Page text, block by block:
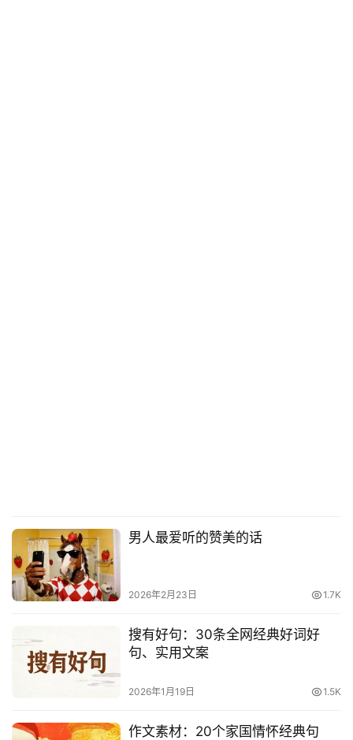
男人最爱听的赞美的话
2026年2月23日 1.7K
搜有好句：30条全网经典好词好
句、实用文案
2026年1月19日 1.5K
作文素材：20个家国情怀经典句